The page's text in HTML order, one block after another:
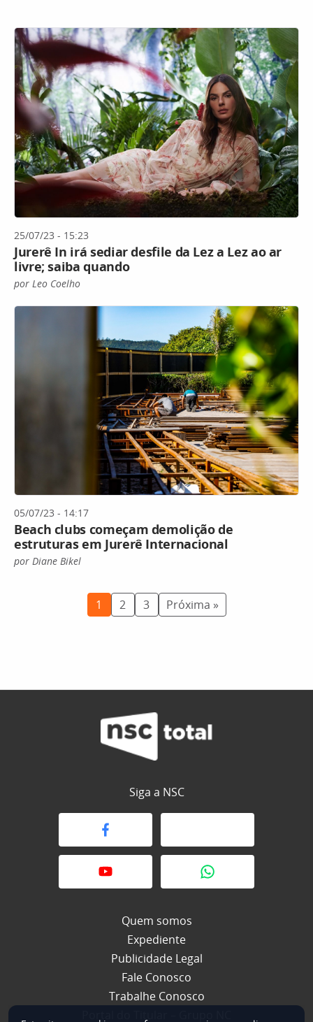
25/07/23 - 15:23
Jurerê In irá sediar desfile da Lez a Lez ao ar
livre; saiba quando
por Leo Coelho
05/07/23 - 14:17
Beach clubs começam demolição de
estruturas em Jurerê Internacional
por Diane Bikel
1 2 3 Próxima »
Siga a NSC
Quem somos
Expediente
Publicidade Legal
Fale Conosco
Trabalhe Conosco